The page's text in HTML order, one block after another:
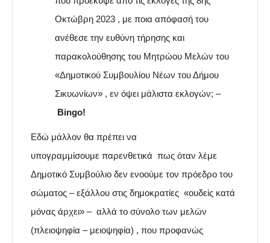
Οκτώβρη 2023 , με ποια απόφασή του
ανέθεσε την ευθύνη τήρησης και
παρακολούθησης του Μητρώου Μελών του
«Δημοτικού Συμβουλίου Νέων του Δήμου
Σικυωνίων» , εν όψει μάλιστα εκλογών; –
Bingo!
Εδώ μάλλον θα πρέπει να
υπογραμμίσουμε παρενθετικά πως όταν λέμε
Δημοτικό Συμβούλιο δεν ενοούμε τον πρόεδρο του
σώματος – εξάλλου στις δημοκρατίες «ουδείς κατά
μόνας άρχει» – αλλά το σύνολο των μελών
(πλειοψηφία – μειοψηφία) , που προφανώς